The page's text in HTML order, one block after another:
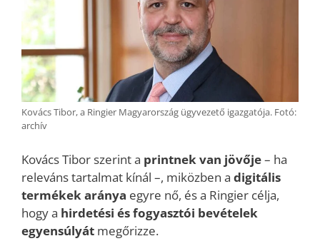
Kovács Tibor, a Ringier Magyarország ügyvezető igazgatója. Fotó:
archív
Kovács Tibor szerint a printnek van jövője– ha
releváns tartalmat kínál –, miközben a digitális
termékek aránya egyre nő, és a Ringier célja,
hogy a hirdetési és fogyasztói bevételek
egyensúlyát megőrizze.